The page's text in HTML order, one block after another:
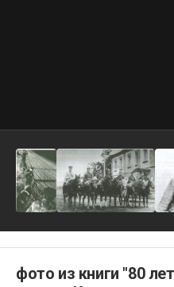
фото из книги "80